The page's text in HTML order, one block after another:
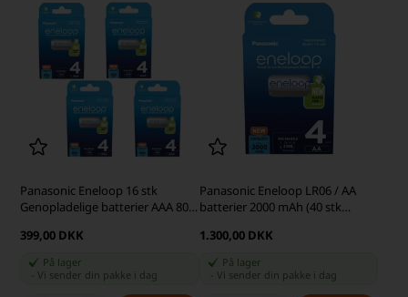
Panasonic Eneloop 16 stk
Genopladelige batterier AAA 800
399,00 DKK
På lager
-Vi sender din pakke i dag
Panasonic Eneloop LR06 / AA
batterier 2000 mAh (40 stk
1.300,00 DKK
På lager
Vi sender din pakke i dag